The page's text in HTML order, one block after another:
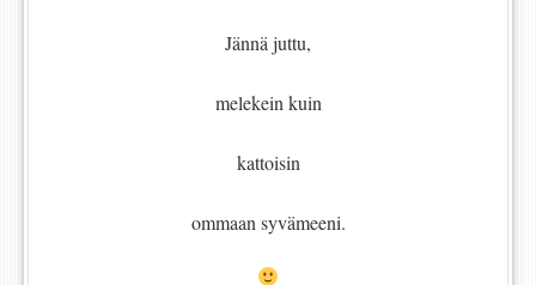
Jännä juttu,
melekein kuin
kattoisin
ommaan syvämeeni.